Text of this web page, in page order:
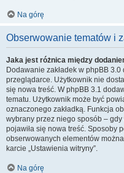
Na górę
Obserwowanie tematów i
Jaka jest różnica między
Dodawanie zakładek w phpBB
przeglądarce. Użytkownik nie
się nowa treść. W phpBB 3.1
tematu. Użytkownik może być
oznaczonego zakładką. Funkcja
wybrany przez niego sposób –
pojawiła się nowa treść. Sposoby
obserwowanych elementów
karcie „Ustawienia witryny”.
Na górę